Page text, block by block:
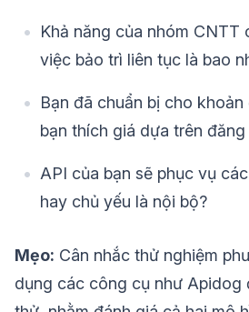
Khả năng của nhóm CNTT
việc bảo trì liên tục là bao
Bạn đã chuẩn bị cho
bạn thích giá dựa trên
API của bạn sẽ phục vụ
hay chủ yếu là nội bộ?
Mẹo: Cân nhắc thử nghiệm
dụng các công cụ như Apidog